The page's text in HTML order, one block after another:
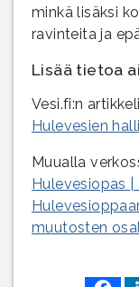
minkä lisäksi
ravinteita ja
Lisää tietoa
Vesi.fi:n
Hulevesien
Muualla
Hulevesiopas
muutosten